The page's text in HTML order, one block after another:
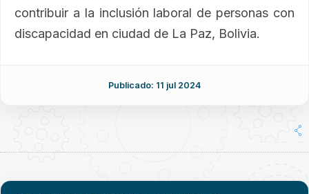
contribuir a la inclusión laboral de personas con
discapacidad en ciudad de La Paz, Bolivia.
Publicado: 11 jul 2024